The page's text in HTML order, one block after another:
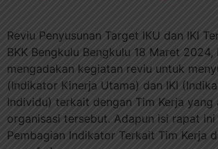
Reviu Penyusunan Target IKU dan IKI
BKK Bengkulu Bengkulu 18 Maret 2024,
mengadakan kegiatan reviu untuk
(Indikator Kinerja Utama) dan IKI
Individu) terkait dengan Tim Kerja yang
organisasi tersebut. Adapun isi rapat ini
Pembagian Indikator Terkait Tim Kerja